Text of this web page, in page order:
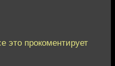
это прокоментирует